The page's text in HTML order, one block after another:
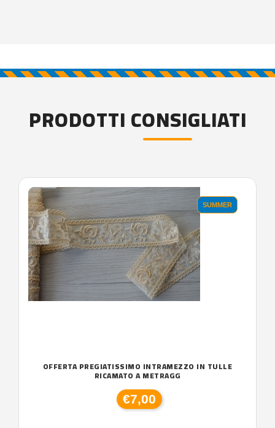
PRODOTTI CONSIGLIATI
SUMMER
OFFERTA PREGIATISSIMO INTRAMEZZO IN TULLE
RICAMATO A METRAGG
€7,00